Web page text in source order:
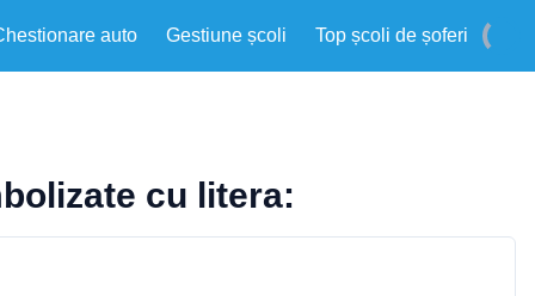
auto Gestiune școli Top școli de șoferi
cu litera: